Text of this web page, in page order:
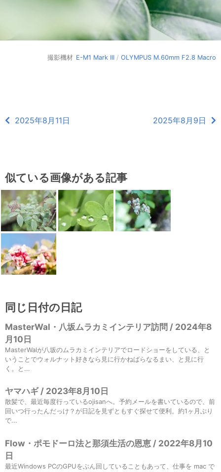
撮影機材 E-M1 Mark III / OLYMPUS M.60mm F2.8 Macro
2025年8月11日 2025年8月9日
似ている画像がある記事
同じ日付の日記
MasterWal・八坂ムラカミインテリア訪問 / 2024年8
月10日
MasterWalが八坂のムラカミインテリアでロードショーをしている、と
いうことでウォルナット好きなら見に行かねばらなるまい、と見に行
く。と...
ヤマハギ / 2023年8月10日
散髪で、最近毎度行っているojisanへ。予約メールを書いているので、前
回いつ行ったんだっけ？が日記を見ずともすぐ探せて便利。約1ヶ月ぶり
で...
Flow・ポモドーロ法と那須生活の恩恵 / 2022年8月10
日
最近Windows PCのGPUをぶん回していることもあって、仕事を mac で